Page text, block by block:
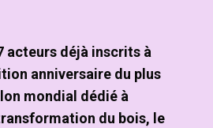
acteurs déjà inscrits à
anniversaire du plus
mondial dédié à
du bois, le